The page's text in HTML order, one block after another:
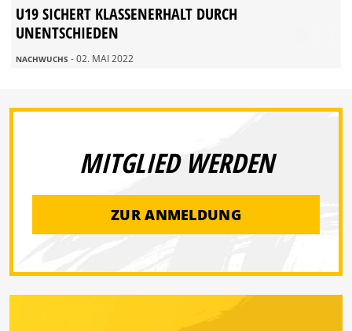
U19 SICHERT KLASSENERHALT DURCH
UNENTSCHIEDEN
NACHWUCHS - 02. MAI 2022
MITGLIED WERDEN
ZUR ANMELDUNG